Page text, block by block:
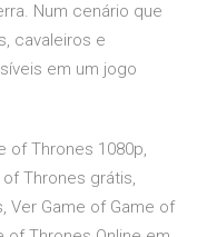
Num cenário que
cavaleiros e
em um jogo
of Thrones 1080p,
Thrones grátis,
Ver Game of Game of